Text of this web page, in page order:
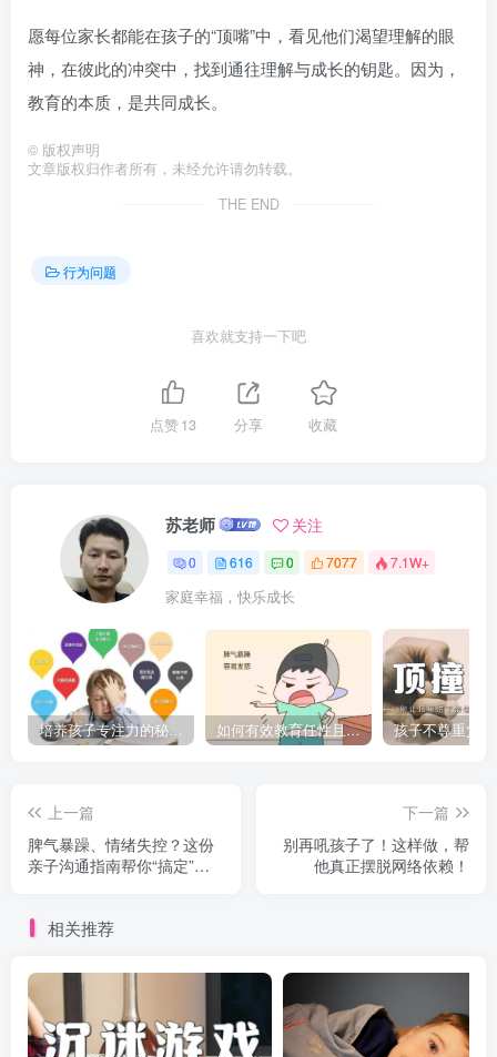
愿每位家长都能在孩子的“顶嘴”中，看见他们渴望理解的眼
神，在彼此的冲突中，找到通往理解与成长的钥匙。因为，
教育的本质，是共同成长。
© 版权声明
文章版权归作者所有，未经允许请勿转载。
THE END
行为问题
喜欢就支持一下吧
点赞13 分享 收藏
苏老师 关注
0 616 0 7077 7.1W+
家庭幸福，快乐成长
培养孩子专注力的秘密：让他们在学习和生活中如鱼得水的技巧 如何有效教育任性且脾气暴躁的孩子，父母必看的实用指南
上一篇
脾气暴躁、情绪失控？这份
亲子沟通指南帮你“搞定”难
下一篇
别再吼孩子了！这样做，帮
他真正摆脱网络依赖！
相关推荐